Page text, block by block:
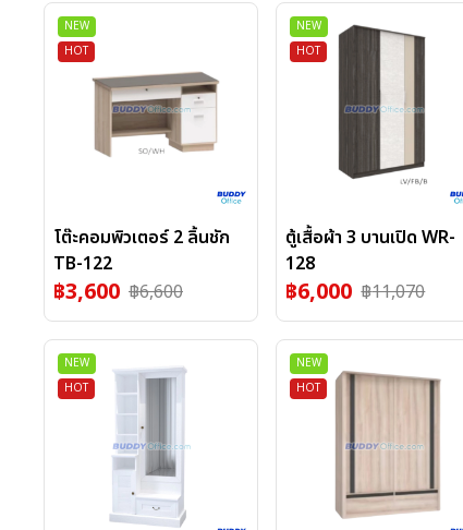
NEW
HOT
โต๊ะคอมพิวเตอร์ 2 ลิ้นชัก
TB-122
฿3,600 ฿6,600
NEW
HOT
ตู้เสื้อผ้า 3 บานเปิด WR-
128
฿6,000 ฿11,070
NEW
HOT
NEW
HOT